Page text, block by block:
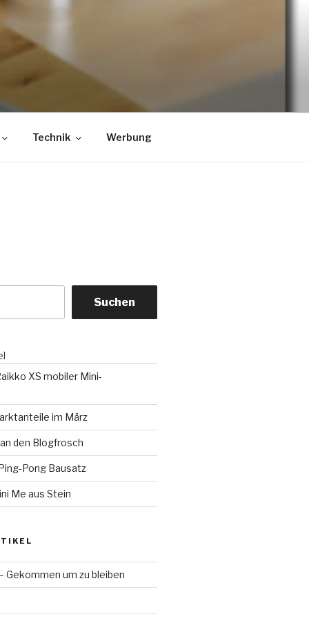
Technik Werbung
Suchen
XS mobiler Mini-
im März
den Blogfrosch
Pong Bausatz
Me aus Stein
Gekommen um zu bleiben